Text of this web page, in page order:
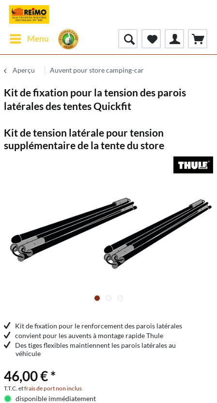
Menu
Aperçu Auvent pour store camping-car
Kit de fixation pour la tension des parois
latérales des tentes Quickfit
Kit de tension latérale pour tension
supplémentaire de la tente du store
Kit de fixation pour le renforcement des parois latérales
convient pour les auvents à montage rapide Thule
Des tiges flexibles maintiennent les parois latérales au
véhicule
46,00 € *
T.T.C. etfrais de port non inclus
disponible immédiatement